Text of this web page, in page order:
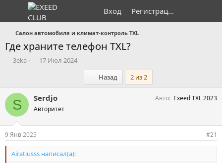
Вход Регистрация
Салон автомобиля и климат-контроль TXL
Где храните телефон TXL?
А
р
т
м
ы
3eka
Д
н
ч
а
17 Июл 2024
ПервыйНазад 2 из 2
S Serdjo
Авторитет
Авто Exeed TXL 2023
9 Янв 2025 #21
Airatiusss написал(а):